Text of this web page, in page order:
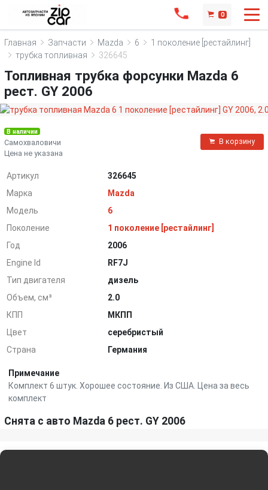
0
Главная Запчасти Mazda 6
1 поколение [рестайлинг]
трубка топливная
326645
Топливная трубка форсунки Mazda 6
рест. GY 2006
В наличии
Самохваловичи
Цена не указана
В корзину
Артикул
326645
Марка
Mazda
Модель
6
Поколение
1 поколение [рестайлинг]
Год
2006
Engine Id
RF7J
Тип двигателя
дизель
Объем, см³
2.0
КПП
МКПП
Цвет
серебристый
Страна
Германия
Примечание
Комплект 6 штук. Хорошее состояние. Из США. Цена за весь
комплект
Снята с авто Mazda 6 рест. GY 2006